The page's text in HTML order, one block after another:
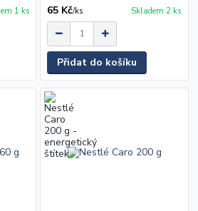
1 ks 65 Kč/ks Skladem 2 ks
Přidat do košíku